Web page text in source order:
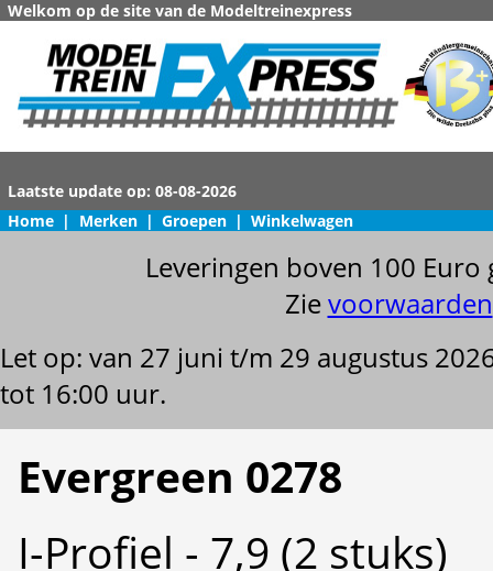
Welkom op de site van de Modeltreinexpress
Home | Merken | Groepen | Winkelwagen
Leveringen boven 100
Zievoorwaarden
Let op: van 27 juni t/m 29 augustus
tot 16:00 uur.
Evergreen 0278
I-Profiel - 7,9 (2 stuks)